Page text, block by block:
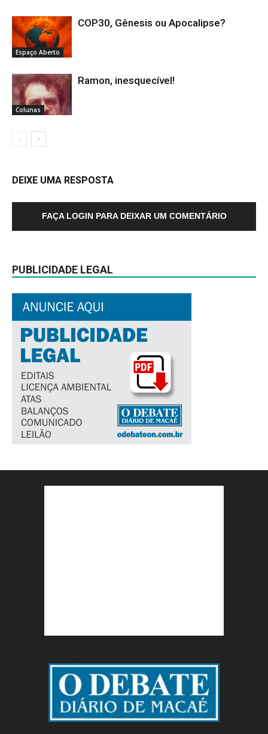
Espaço Aberto
COP30, Gênesis ou Apocalipse?
Colunas
Ramon, inesquecível!
DEIXE UMA RESPOSTA
FAÇA LOGIN PARA DEIXAR UM COMENTÁRIO
PUBLICIDADE LEGAL